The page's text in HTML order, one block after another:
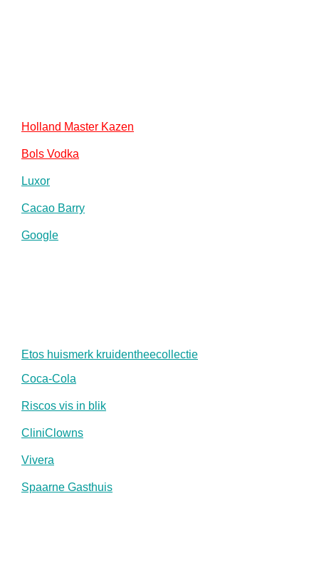
Holland Master Kazen
Bols Vodka
Luxor
Cacao Barry
Google
Etos huismerk kruidentheecollectie
Coca-Cola
Riscos vis in blik
CliniClowns
Vivera
Spaarne Gasthuis